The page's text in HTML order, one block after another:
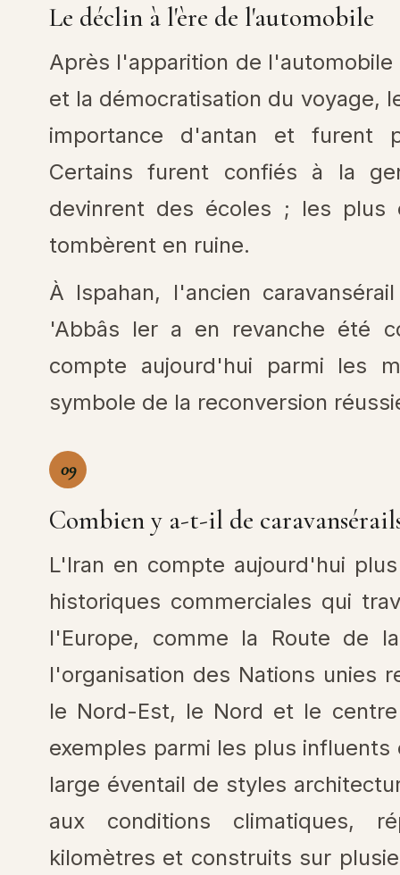
Le déclin à l'ère de l'automobile
Après l'apparition de l'automobile
et la démocratisation du voyage,
importance d'antan et furent
Certains furent confiés à la
devinrent des écoles ; les plus
tombèrent en ruine.
À Ispahan, l'ancien
'Abbâs Ier a en revanche été
compte aujourd'hui parmi les
symbole de la reconversion
09
Combien y a-t-il de
L'Iran en compte aujourd'hui
historiques commerciales qui
l'Europe, comme la Route de
l'organisation des Nations unies
le Nord-Est, le Nord et le
exemples parmi les plus
large éventail de styles
aux conditions climatiques,
kilomètres et construits sur